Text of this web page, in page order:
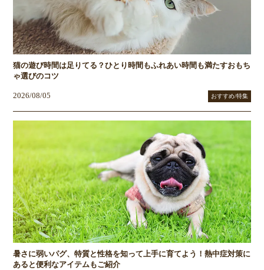
猫の遊び時間は足りてる？ひとり時間もふれあい時間も満たすおもち
ゃ選びのコツ
2026/08/05 おすすめ/特集
暑さに弱いパグ、特質と性格を知って上手に育てよう！熱中症対策に
あると便利なアイテムもご紹介